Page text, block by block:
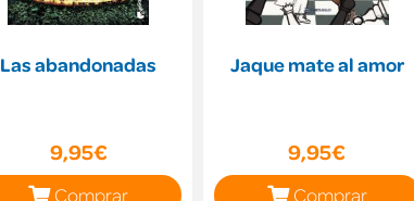
Las abandonadas
9,95€
Comprar
Jaque mate al amor
9,95€
Comprar